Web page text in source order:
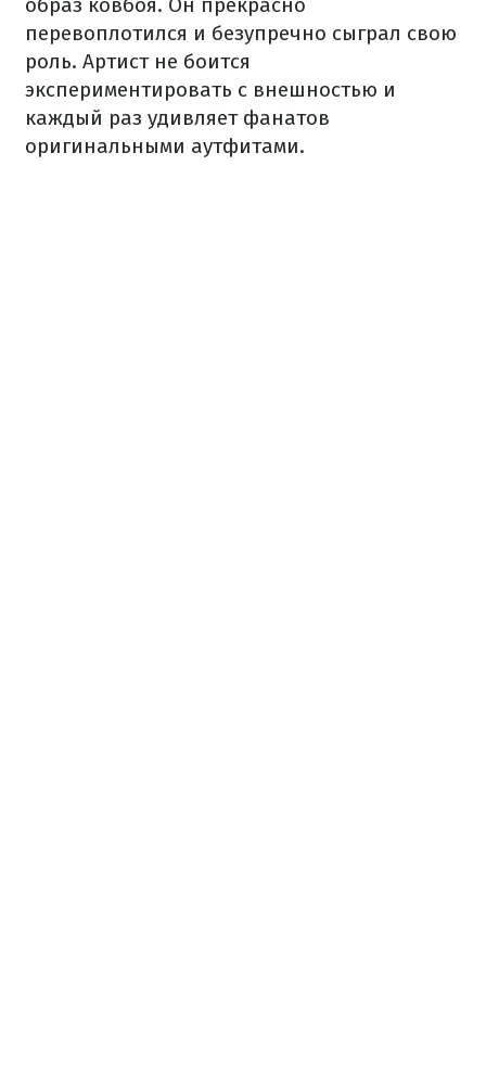
образ ковбоя. Он прекрасно
перевоплотился и безупречно сыграл свою
роль. Артист не боится
экспериментировать с внешностью и
каждый раз удивляет фанатов
оригинальными аутфитами.